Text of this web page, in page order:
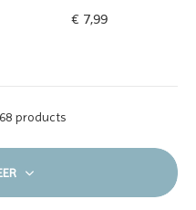
€ 7,99
products